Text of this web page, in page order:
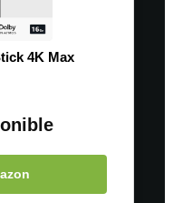
4K Max